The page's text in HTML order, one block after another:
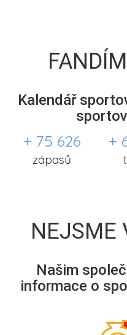
Kalendář
+ 75 626
zápasů
+
NEJSME
Našim
informace o